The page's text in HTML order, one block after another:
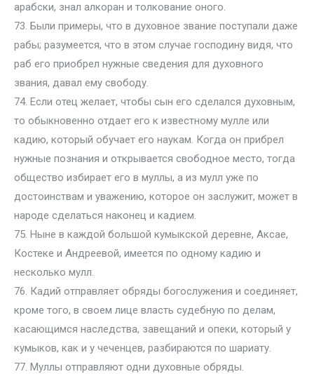
арабски, знал алкоран и толкование оного.
73. Были примеры, что в духовное звание поступали даже
рабы; разумеется, что в этом случае господину видя, что
раб его приобрел нужные сведения для духовного
звания, давал ему свободу.
74. Если отец желает, чтобы сын его сделался духовным,
то обыкновенно отдает его к известному мулле или
кадию, который обучает его наукам. Когда он прибрел
нужные познания и открывается свободное место, тогда
общество избирает его в муллы, а из мулл уже по
достоинствам и уважению, которое он заслужит, может в
народе сделаться наконец и кадием.
75. Ныне в каждой большой кумыкской деревне, Аксае,
Костеке и Андреевой, имеется по одному кадию и
несколько мулл.
76. Кадий отправляет обряды богослужения и соединяет,
кроме того, в своем лице власть судебную по делам,
касающимся наследства, завещаний и опеки, который у
кумыков, как и у чеченцев, разбираются по шариату.
77. Муллы отправляют одни духовные обряды.